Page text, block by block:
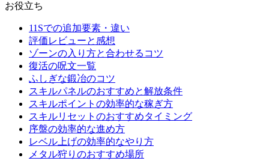
お役立ち
11Sでの追加要素・違い
評価レビューと感想
ゾーンの入り方と合わせるコツ
復活の呪文一覧
ふしぎな鍛冶のコツ
スキルパネルのおすすめと解放条件
スキルポイントの効率的な稼ぎ方
スキルリセットのおすすめタイミング
序盤の効率的な進め方
レベル上げの効率的なやり方
メタル狩りのおすすめ場所